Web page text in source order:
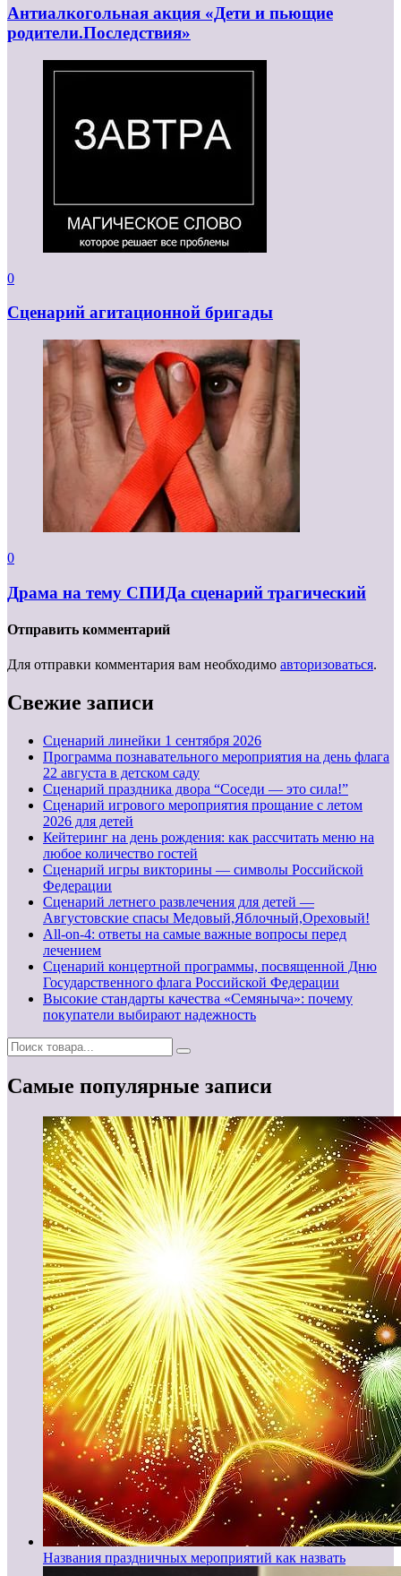
Антиалкогольная акция «Дети и пьющие
родители.Последствия»
0
Сценарий агитационной бригады
0
Драма на тему СПИДа сценарий трагический
Отправить комментарий
Для отправки комментария вам необходимо авторизоваться.
Свежие записи
Cценарий линейки 1 сентября 2026
Программа познавательного мероприятия на день флага
22 августа в детском саду
Сценарий праздника двора “Соседи — это сила!”
Сценарий игрового мероприятия прощание с летом
2026 для детей
Кейтеринг на день рождения: как рассчитать меню на
любое количество гостей
Сценарий игры викторины — символы Российской
Федерации
Сценарий летнего развлечения для детей —
Августовские спасы Медовый,Яблочный,Ореховый!
All-on-4: ответы на самые важные вопросы перед
лечением
Сценарий концертной программы, посвященной Дню
Государственного флага Российской Федерации
Высокие стандарты качества «Семяныча»: почему
покупатели выбирают надежность
Самые популярные записи
Названия праздничных мероприятий как назвать